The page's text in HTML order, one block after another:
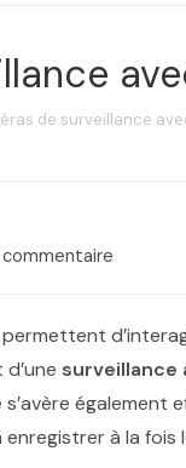
de surveillance
surveillance
s’avère également
à la fois